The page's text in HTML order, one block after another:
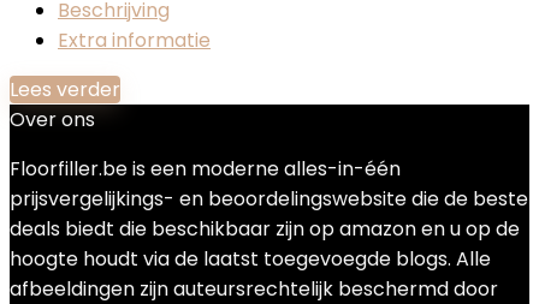
Beschrijving
Extra informatie
Lees verder
Over ons
Floorfiller.be is een moderne alles-in-één
prijsvergelijkings- en beoordelingswebsite die de beste
deals biedt die beschikbaar zijn op amazon en u op de
hoogte houdt via de laatst toegevoegde blogs. Alle
afbeeldingen zijn auteursrechtelijk beschermd door